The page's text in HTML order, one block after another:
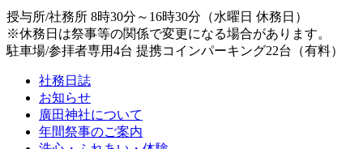
授与所/社務所 8時30分～16時30分（水曜日 休務日）
※休務日は祭事等の関係で変更になる場合があります。
駐車場/参拝者専用4台 提携コインパーキング22台（有料）
社務日誌
お知らせ
廣田神社について
年間祭事のご案内